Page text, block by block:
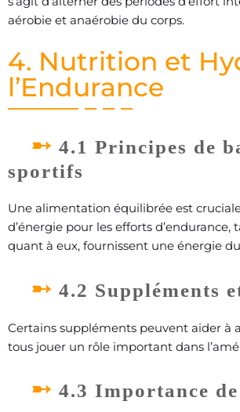
aérobie et anaérobie du corps.
4. Nutrition et
l’Endurance
4.1 Principes de
sportifs
Une alimentation équilibrée est
d’énergie pour les efforts
quant à eux, fournissent une énergie
4.2 Suppléments
Certains suppléments peuvent aider à
tous jouer un rôle important dans
4.3 Importance